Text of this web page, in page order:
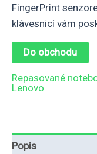
FingerPrint
klávesnicí vám
Do obchodu
Repasované
Lenovo
Popis